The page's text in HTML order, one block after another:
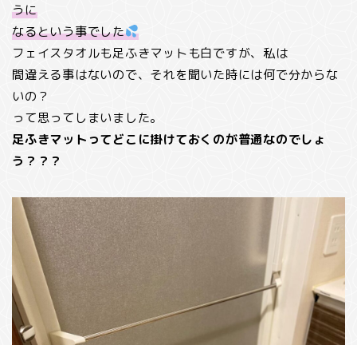
うに
なるという事でした
フェイスタオルも足ふきマットも白ですが、私は
間違える事はないので、それを聞いた時には何で分からな
いの？
って思ってしまいました。
足ふきマットってどこに掛けておくのが普通なのでしょ
う？？？